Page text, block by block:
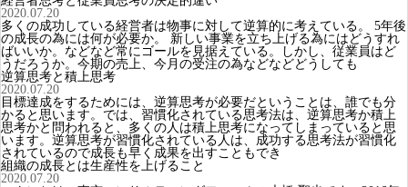
2020.07.20
多くの成功している経営者は物事に対して逆算的に考えている。 5年後
の成長の為には何が必要か。 新しい事業を立ち上げる為にはどうすれ
ばいいか。などなど常にゴールを見据えている。しかし、従業員はど
うだろうか。今期の売上、今月の受注の為などなどどうしても
逆算思考と積上思考
2020.07.20
目標達成をするためには、逆算思考が必要だということは、誰でも分
かると思います。では、習慣化されている思考法は、逆算思考か積上
思考かと問われると、多くの人は積上思考になってしまっていると思
います。逆算思考が習慣化されている人は、成功する思考法が習慣化
されているので成長も早く成果を出すこともでき
組織の成長とは生産性を上げること
2020.07.20